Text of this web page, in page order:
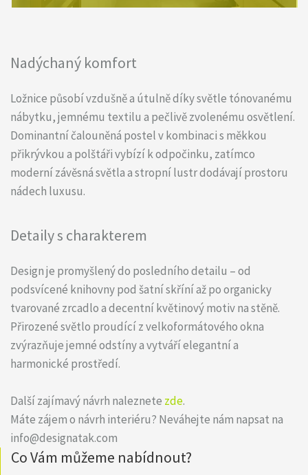
Nadýchaný komfort
Ložnice působí vzdušně a útulně díky světle tónovanému
nábytku, jemnému textilu a pečlivě zvolenému osvětlení.
Dominantní čalouněná postel v kombinaci s měkkou
přikrývkou a polštáři vybízí k odpočinku, zatímco
moderní závěsná světla a stropní lustr dodávají prostoru
nádech luxusu.
Detaily s charakterem
Design je promyšlený do posledního detailu – od
podsvícené knihovny pod šatní skříní až po organicky
tvarované zrcadlo a decentní květinový motiv na stěně.
Přirozené světlo proudící z velkoformátového okna
zvýrazňuje jemné odstíny a vytváří elegantní a
harmonické prostředí.
Další zajímavý návrh naleznete zde.
Máte zájem o návrh interiéru? Neváhejte nám napsat na
info@designatak.com
Co Vám můžeme nabídnout?